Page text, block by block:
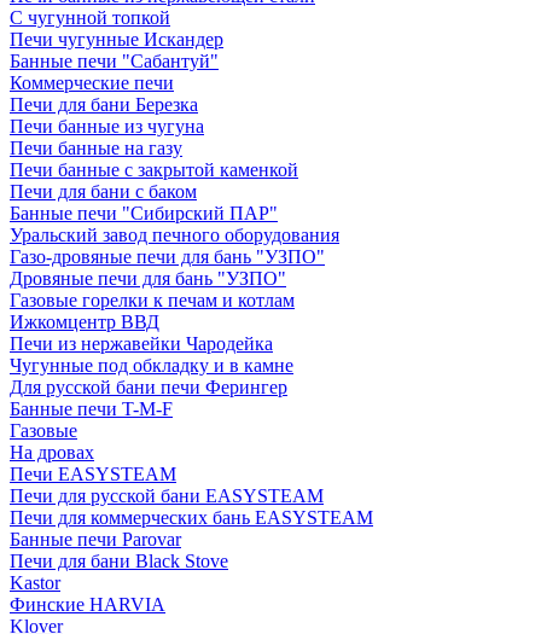
С чугунной топкой
Печи чугунные Искандер
Банные печи "Сабантуй"
Коммерческие печи
Печи для бани Березка
Печи банные из чугуна
Печи банные на газу
Печи банные с закрытой каменкой
Печи для бани с баком
Банные печи "Сибирский ПАР"
Уральский завод печного оборудования
Газо-дровяные печи для бань "УЗПО"
Дровяные печи для бань "УЗПО"
Газовые горелки к печам и котлам
Ижкомцентр ВВД
Печи из нержавейки Чародейка
Чугунные под обкладку и в камне
Для русской бани печи Ферингер
Банные печи T-M-F
Газовые
На дровах
Печи EASYSTEAM
Печи для русской бани EASYSTEAM
Печи для коммерческих бань EASYSTEAM
Банные печи Parovar
Печи для бани Black Stove
Kastor
Финские HARVIA
Klover